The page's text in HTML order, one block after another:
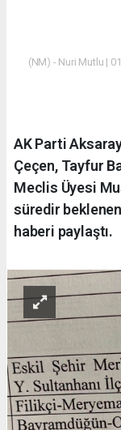
(NM) - Nuri Mutlu |
AK Parti
Çeçen, Tayfur
Meclis Üyesi
süredir
haberi paylaştı.